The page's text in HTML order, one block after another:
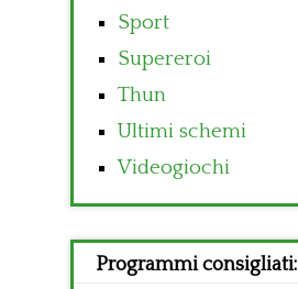
Sport
Supereroi
Thun
Ultimi schemi
Videogiochi
Programmi consigliati: